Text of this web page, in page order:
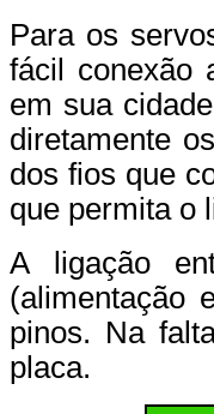
Para os
fácil conexão
em sua
diretamente
dos fios que
que permita o
A ligação
(alimentação
pinos. Na
placa.